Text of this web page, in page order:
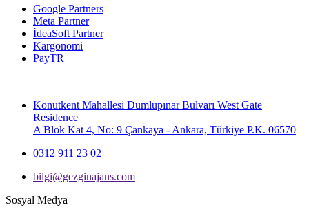
Google Partners
Meta Partner
İdeaSoft Partner
Kargonomi
PayTR
Konutkent Mahallesi Dumlupınar Bulvarı West Gate
Residence
A Blok Kat 4, No: 9 Çankaya - Ankara, Türkiye P.K. 06570
0312 911 23 02
bilgi@gezginajans.com
Sosyal Medya